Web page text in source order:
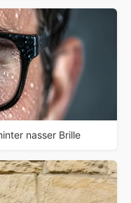
nasser Brille